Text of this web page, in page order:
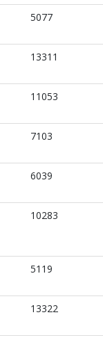
5077
13311
11053
7103
6039
10283
5119
13322